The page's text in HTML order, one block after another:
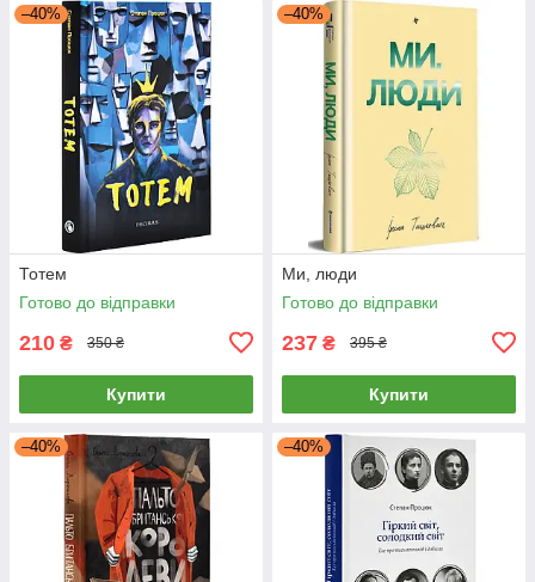
–40%
Тотем
Готово до відправки
210 ₴ 350 ₴
Купити
–40%
Ми, люди
Готово до відправки
237 ₴ 395 ₴
Купити
–40% –40%